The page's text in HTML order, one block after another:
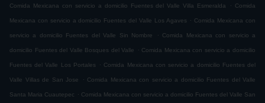
Comida Mexicana con servicio a domicilio Fuentes del Valle Villa Esmeralda . Comida
Mexicana con servicio a domicilio Fuentes del Valle Los Agaves . Comida Mexicana con
servicio a domicilio Fuentes del Valle Sin Nombre . Comida Mexicana con servicio a
domicilio Fuentes del Valle Bosques del Valle . Comida Mexicana con servicio a domicilio
Fuentes del Valle Los Portales . Comida Mexicana con servicio a domicilio Fuentes del
Valle Villas de San Jose . Comida Mexicana con servicio a domicilio Fuentes del Valle
Santa Maria Cuautepec . Comida Mexicana con servicio a domicilio Fuentes del Valle San